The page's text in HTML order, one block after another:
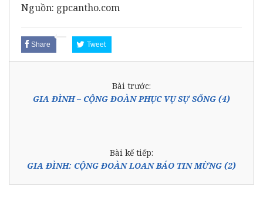
Nguồn: gpcantho.com
Share Tweet
Bài trước:
GIA ĐÌNH – CỘNG ĐOÀN PHỤC VỤ SỰ SỐNG (4)
Bài kế tiếp:
GIA ĐÌNH: CỘNG ĐOÀN LOAN BÁO TIN MỪNG (2)